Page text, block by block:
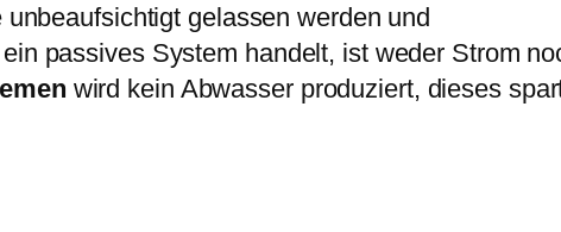
€
.
gelassen werden und
passives System handelt, ist weder Strom
wird kein Abwasser produziert, dieses